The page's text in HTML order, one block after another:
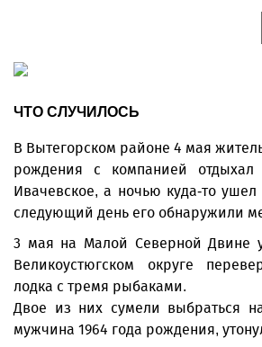
ЧТО СЛУЧИЛОСЬ
В Вытегорском районе 4 мая
рождения с компанией
Ивачевское, а ночью куда-то
следующий день его обнаружили
3 мая на Малой Северной Двине
Великоустюгском округе
лодка с тремя рыбаками.
Двое из них сумели выбраться
мужчина 1964 года рождения,